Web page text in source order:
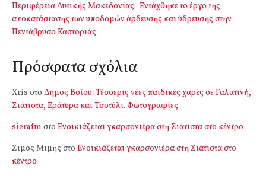
Περιφέρεια Δυτικής Μακεδονίας: Εντάχθηκε το έργο της
αποκατάστασης των υποδομών άρδευσης και ύδρευσης στην
Πεντάβρυσο Καστοριάς
Πρόσφατα σχόλια
Xris στο Δήμος Βοΐου: Τέσσερις νέες παιδικές χαρές σε Γαλατινή,
Σιάτιστα, Εράτυρα και Τσοτύλι. Φωτογραφίες
sierafm στο Ενοικιάζεται γκαρσονιέρα στη Σιάτιστα στο κέντρο
Σιμος Μιμής στο Ενοικιάζεται γκαρσονιέρα στη Σιάτιστα στο
κέντρο